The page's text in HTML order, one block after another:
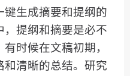
键生成摘要和提纲的
，提纲和摘要是必不
时候在文稿初期，
和清晰的总结。研究